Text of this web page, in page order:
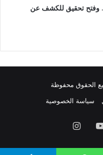
وفتح تحقيق للكشف عن
سياسة الخصوصية
يوتيوبانستقرام